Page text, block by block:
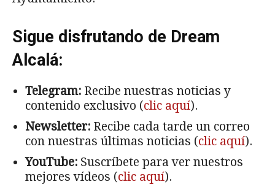
Sigue disfrutando de Dream
Alcalá:
Telegram: Recibe nuestras noticias y
contenido exclusivo (clic aquí).
Newsletter: Recibe cada tarde un correo
con nuestras últimas noticias (clic aquí).
YouTube: Suscríbete para ver nuestros
mejores vídeos (clic aquí).